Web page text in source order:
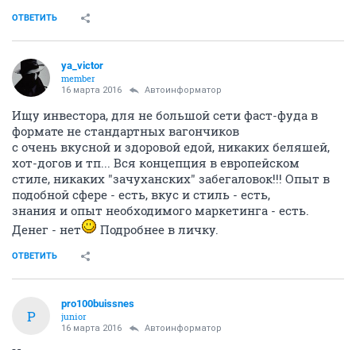
ОТВЕТИТЬ
ya_victor
member
16 марта 2016 Автоинформатор
Ищу инвестора, для не большой сети фаст-фуда в
формате не стандартных вагончиков
с очень вкусной и здоровой едой, никаких беляшей,
хот-догов и тп... Вся концепция в европейском
стиле, никаких "зачуханских" забегаловок!!! Опыт в
подобной сфере - есть, вкус и стиль - есть,
знания и опыт необходимого маркетинга - есть.
Денег - нет
Подробнее в личку.
ОТВЕТИТЬ
P
pro100buissnes
junior
16 марта 2016 Автоинформатор